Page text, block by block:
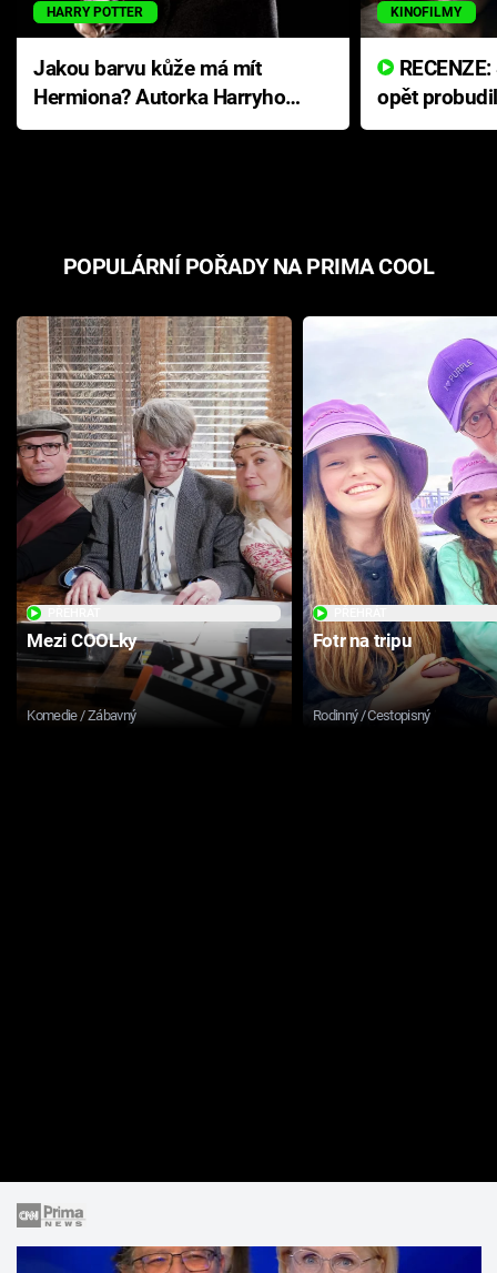
HARRY POTTER
Jakou barvu kůže má mít
Hermiona? Autorka Harryho
Pottera přišla s ráznou
KINOFILMY
opět
přichází s
POPULÁRNÍ POŘADY NA PRIMA COOL
Mezi COOLky
Komedie / Zábavný
Fotr na tripu
Rodinný / Cestopisný